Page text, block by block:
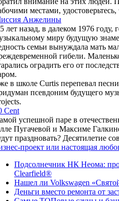
местами,
Анжелины
лет назад, в далеком 1976
миру будущую
семьи вынуждала мать
гибели.
оградить его от
в школе Curtis перепевал
псевдоним будущего
Cent
успешной паре в
Пугачевой и Максиме
праздновать? Десятилетие
проект или настоящая
Подсолнечник НК Неома:
Clearfield®
Нашел ли Volkswagen
Деньги вместо ремонта от